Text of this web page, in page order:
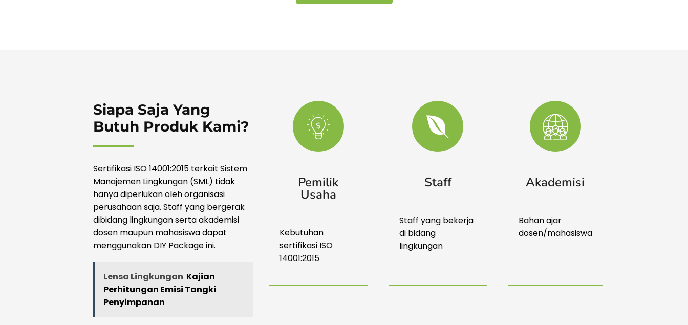
Siapa Saja Yang
Butuh Produk Kami?
Sertifikasi ISO 14001:2015 terkait Sistem
Manajemen Lingkungan (SML) tidak
hanya diperlukan oleh organisasi
perusahaan saja. Staff yang bergerak
dibidang lingkungan serta akademisi
dosen maupun mahasiswa dapat
menggunakan DIY Package ini.
Lensa Lingkungan Kajian
Perhitungan Emisi Tangki
Penyimpanan
Pemilik
Usaha
Kebutuhan
sertifikasi ISO
14001:2015
Staff
Staff yang bekerja
di bidang
lingkungan
Akademisi
Bahan ajar
dosen/mahasiswa